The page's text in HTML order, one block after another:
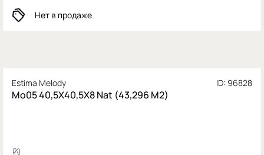
Нет в продаже
Estima Melody ID: 96828
Mo05 40,5X40,5X8 Nat (43,296 М2)